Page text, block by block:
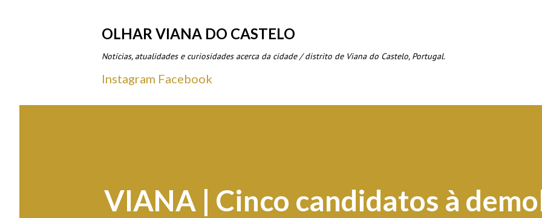
OLHAR VIANA DO CASTELO
Notícias, atualidades e curiosidades acerca da cidade / distrito de Viana do Castelo, Portugal.
Instagram Facebook
VIANA | Cinco candidatos à